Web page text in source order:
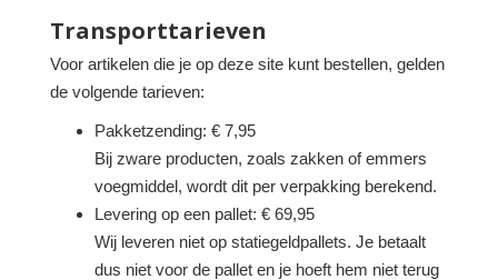
Transporttarieven
Voor artikelen die je op deze site kunt bestellen, gelden
de volgende tarieven:
Pakketzending: € 7,95
Bij zware producten, zoals zakken of emmers
voegmiddel, wordt dit per verpakking berekend.
Levering op een pallet: € 69,95
Wij leveren niet op statiegeldpallets. Je betaalt
dus niet voor de pallet en je hoeft hem niet terug